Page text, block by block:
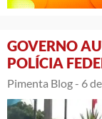
GOVERNO
POLÍCIA
Pimenta Blog - 6